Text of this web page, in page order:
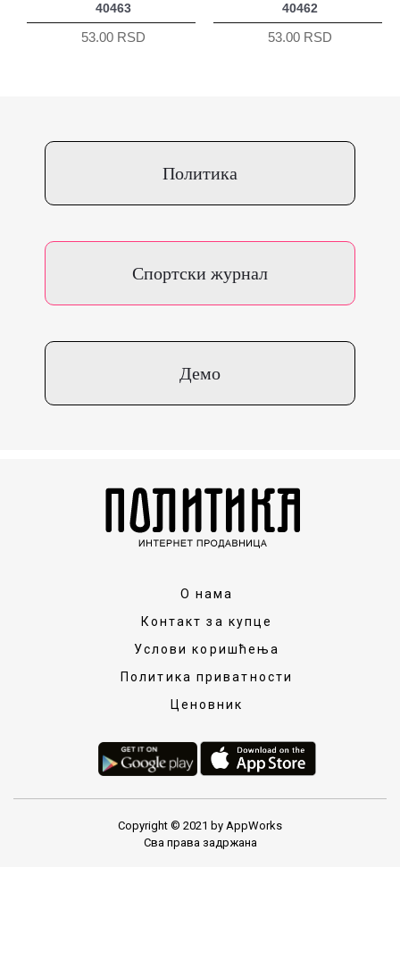
40463
53.00 RSD
40462
53.00 RSD
Политика
Спортски журнал
Демо
О нама
Контакт за купце
Услови коришћења
Политика приватности
Ценовник
Copyright © 2021 by AppWorks
Сва права задржана